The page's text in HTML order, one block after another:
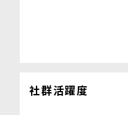
社群活躍度